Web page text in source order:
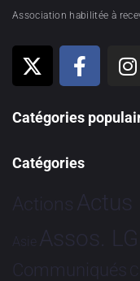
Association habilitée à
Catégories
Catégories
Actions Actus
Asie Assos.
Communiqués